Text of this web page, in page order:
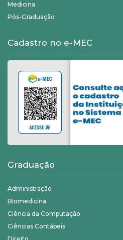
Medicina
Pós-Graduação
Cadastro no e-MEC
Graduação
Administração
Biomedicina
Ciência da Computação
Ciências Contábeis